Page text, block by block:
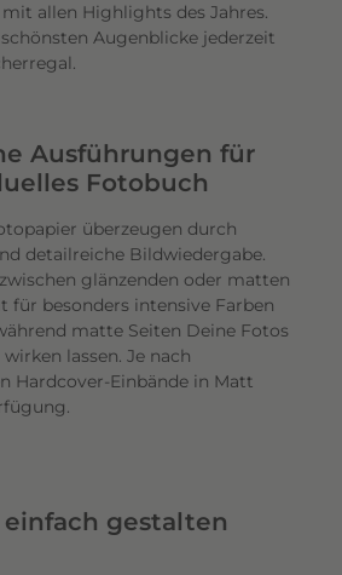
allen Highlights des Jahres.
Augenblicke jederzeit
Ausführungen für
Fotobuch
überzeugen durch
detailreiche Bildwiedergabe.
glänzenden oder matten
für besonders intensive Farben
matte Seiten Deine Fotos
lassen. Je nach
Hardcover-Einbände in Matt
gestalten